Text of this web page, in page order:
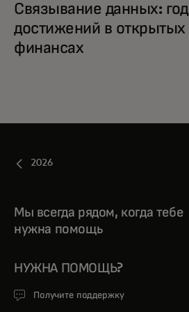
Связывание данных: год
достижений в открытых
финансах
2026
Мы всегда рядом, когда тебе
нужна помощь
НУЖНА ПОМОЩЬ?
Получите поддержку